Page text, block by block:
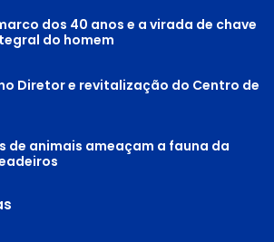
dos 40 anos e a virada de chave
do homem
Diretor e revitalização do Centro de
de animais ameaçam a fauna da